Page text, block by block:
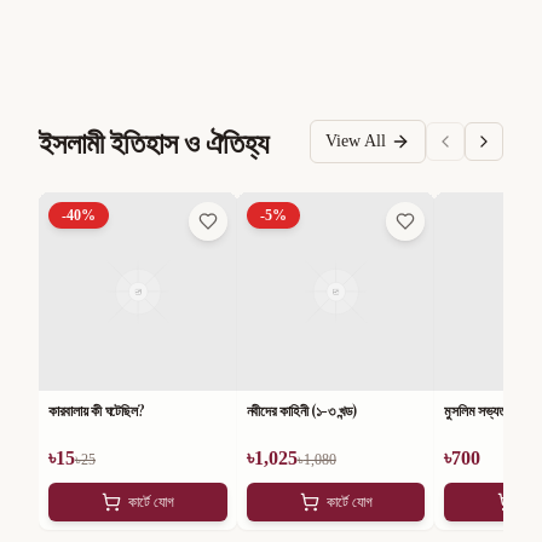
ইসলামী ইতিহাস ও ঐতিহ্য View All
-40%
কারবালায় কী ঘটেছিল?
৳15৳25
কার্টে যোগ
-5%
নবীদের কাহিনী (১-৩ খন্ড)
৳1,025৳1,080
কার্টে যোগ
মুসলিম সভ্যতার
৳700